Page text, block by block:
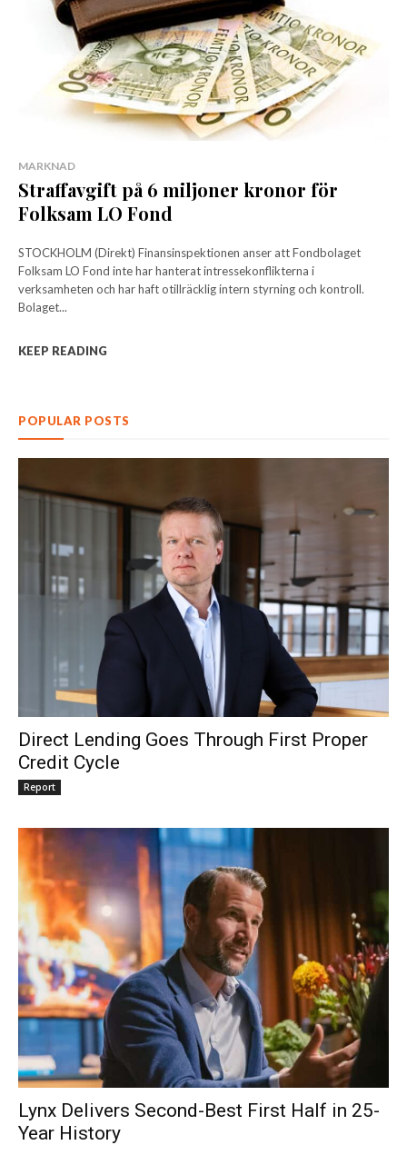
MARKNAD
Straffavgift på 6 miljoner kronor för
Folksam LO Fond
STOCKHOLM (Direkt) Finansinspektionen anser att Fondbolaget
Folksam LO Fond inte har hanterat intressekonflikterna i
verksamheten och har haft otillräcklig intern styrning och kontroll.
Bolaget...
KEEP READING
POPULAR POSTS
Direct Lending Goes Through First Proper
Credit Cycle
Report
Lynx Delivers Second-Best First Half in 25-
Year History